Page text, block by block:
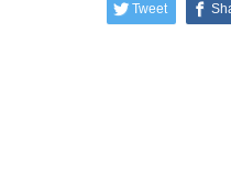
Tweet